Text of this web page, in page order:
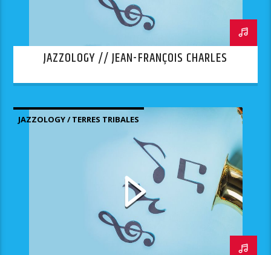
JAZZOLOGY // JEAN-FRANÇOIS CHARLES
JAZZOLOGY / TERRES TRIBALES